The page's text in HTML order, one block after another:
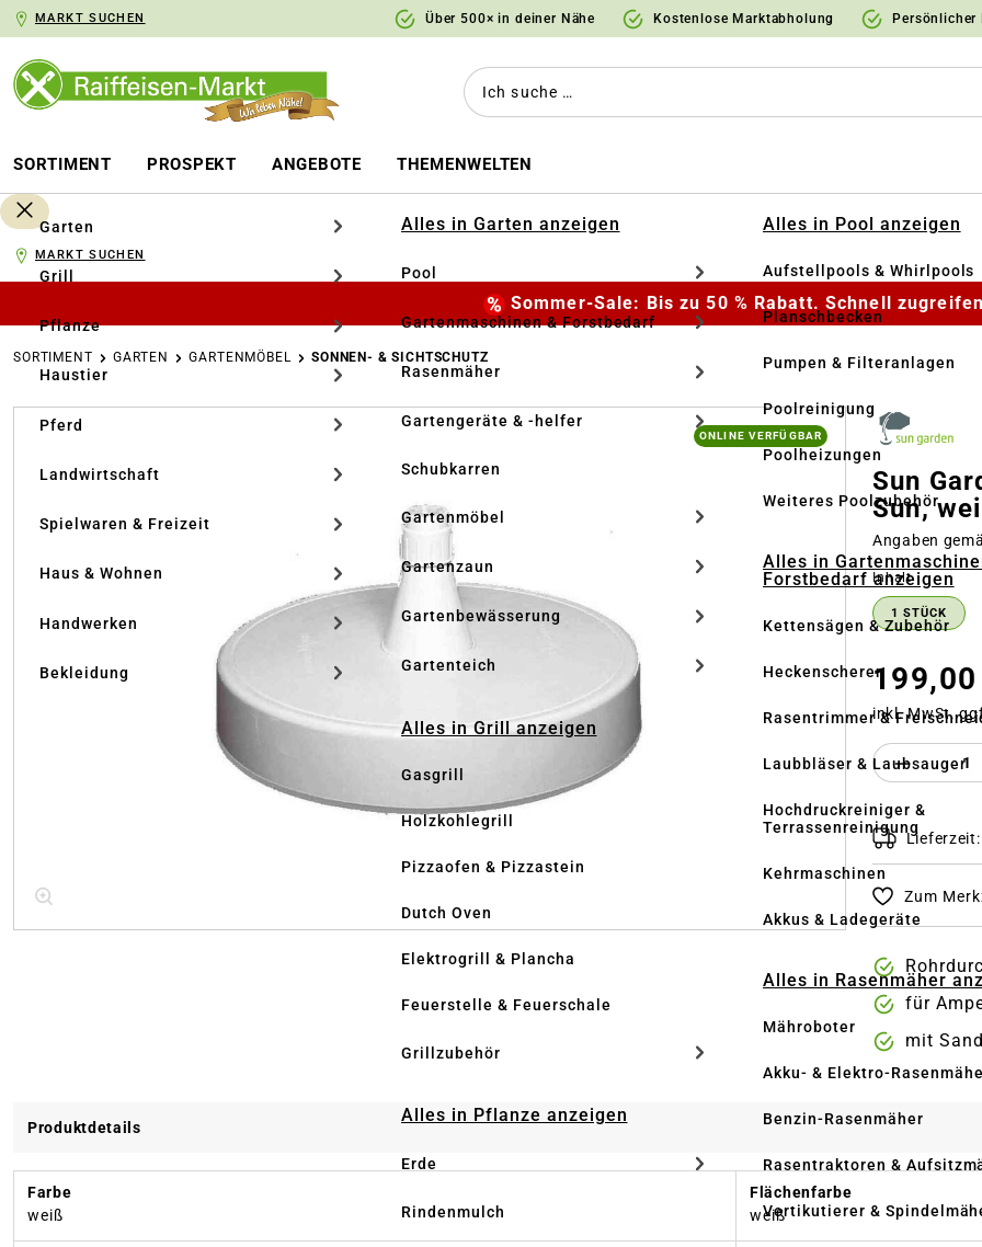
Zur Hauptnavigation springen
MARKT SUCHEN Über 500× in deiner Nähe Kostenlose Marktabholung Persönlicher
SORTIMENT PROSPEKT ANGEBOTE THEMENWELTEN
Garten
Grill
Pflanze
Haustier
Pferd
Landwirtschaft
Spielwaren & Freizeit
Haus & Wohnen
Handwerken
Bekleidung
Alles in Garten anzeigen
Pool
Gartenmaschinen & Forstbedarf
Rasenmäher
Gartengeräte & -helfer
Schubkarren
Gartenmöbel
Gartenzaun
Gartenbewässerung
Gartenteich
Alles in Grill anzeigen
Gasgrill
Holzkohlegrill
Pizzaofen & Pizzastein
Dutch Oven
Elektrogrill & Plancha
Feuerstelle & Feuerschale
Grillzubehör
Alles in Pflanze anzeigen
Erde
Rindenmulch
Alles in Pool anzeigen
Aufstellpools & Whirlpools
Planschbecken
Pumpen & Filteranlagen
Poolreinigung
Poolheizungen
Weiteres Poolzubehör
Alles in
Forstbedarf anzeigen
Kettensägen & Zubehör
Heckenscheren
Rasentrimmer &
Laubbläser & Laubsauger
Hochdruckreiniger &
Terrassenreinigung
Kehrmaschinen
Akkus & Ladegeräte
Alles in Rasenmäher
Mähroboter
Akku- & Elektro-
Benzin-Rasenmäher
Rasentraktoren &
Vertikutierer &
MARKT SUCHEN
Sommer-Sale: Bis zu 50 % Rabatt. Schnell
SORTIMENT GARTEN GARTENMÖBEL SONNEN- & SICHTSCHUTZ
Bildergalerie überspringen
ONLINE VERFÜGBAR
Sun
Sun,
Angaben
Inhaltauswählen
1 STÜCK
199,00
inkl. MwSt.
Produkt
Lieferzeit:
Zum
für
mit
Produktdetails
Farbe
weiß
Flächenfarbe
weiß